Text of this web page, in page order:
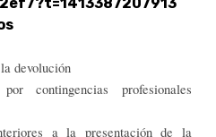
devolución
contingencias profesionales
a la presentación de la